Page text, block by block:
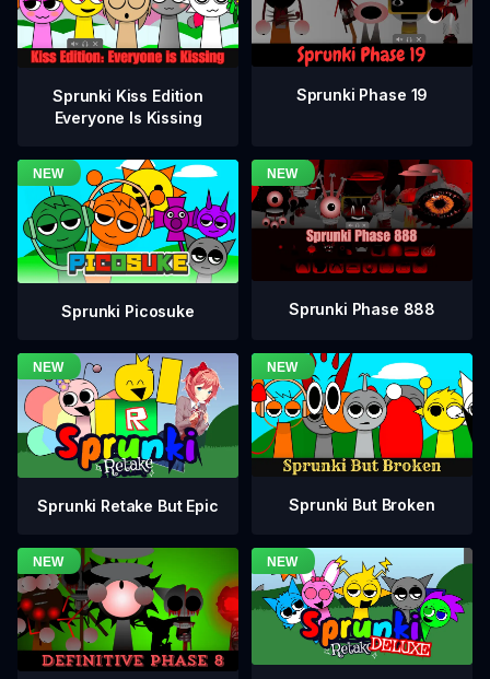
Sprunki Kiss Edition
Everyone Is Kissing
Sprunki Phase 19
Sprunki Picosuke Sprunki Phase 888
Sprunki Retake But Epic Sprunki But Broken